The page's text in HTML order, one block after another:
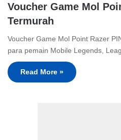
Voucher Game Mol
Termurah
Voucher Game Mol Point Razer
para pemain Mobile Legends,
Read More »